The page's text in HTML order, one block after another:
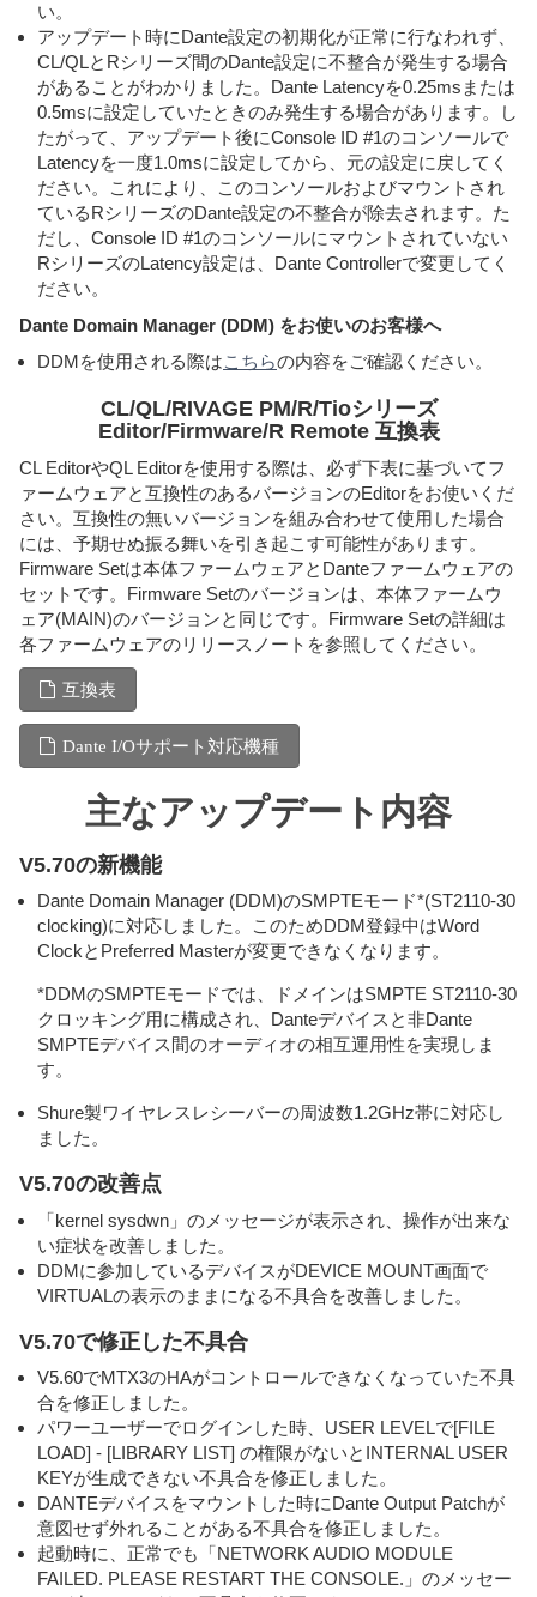
い。
アップデート時にDante設定の初期化が正常に行なわれず、
CL/QLとRシリーズ間のDante設定に不整合が発生する場合
があることがわかりました。Dante Latencyを0.25msまたは
0.5msに設定していたときのみ発生する場合があります。し
たがって、アップデート後にConsole ID #1のコンソールで
Latencyを一度1.0msに設定してから、元の設定に戻してく
ださい。これにより、このコンソールおよびマウントされ
ているRシリーズのDante設定の不整合が除去されます。た
だし、Console ID #1のコンソールにマウントされていない
RシリーズのLatency設定は、Dante Controllerで変更してく
ださい。
Dante Domain Manager (DDM) をお使いのお客様へ
DDMを使用される際はこちらの内容をご確認ください。
CL/QL/RIVAGE PM/R/Tioシリーズ
Editor/Firmware/R Remote 互換表
CL EditorやQL Editorを使用する際は、必ず下表に基づいてフ
ァームウェアと互換性のあるバージョンのEditorをお使いくだ
さい。互換性の無いバージョンを組み合わせて使用した場合
には、予期せぬ振る舞いを引き起こす可能性があります。
Firmware Setは本体ファームウェアとDanteファームウェアの
セットです。Firmware Setのバージョンは、本体ファームウ
ェア(MAIN)のバージョンと同じです。Firmware Setの詳細は
各ファームウェアのリリースノートを参照してください。
互換表
Dante I/Oサポート対応機種
主なアップデート内容
V5.70の新機能
Dante Domain Manager (DDM)のSMPTEモード*(ST2110-30
clocking)に対応しました。このためDDM登録中はWord
ClockとPreferred Masterが変更できなくなります。
*DDMのSMPTEモードでは、ドメインはSMPTE ST2110-30
クロッキング用に構成され、Danteデバイスと非Dante
SMPTEデバイス間のオーディオの相互運用性を実現しま
す。
Shure製ワイヤレスレシーバーの周波数1.2GHz帯に対応し
ました。
V5.70の改善点
「kernel sysdwn」のメッセージが表示され、操作が出来な
い症状を改善しました。
DDMに参加しているデバイスがDEVICE MOUNT画面で
VIRTUALの表示のままになる不具合を改善しました。
V5.70で修正した不具合
V5.60でMTX3のHAがコントロールできなくなっていた不具
合を修正しました。
パワーユーザーでログインした時、USER LEVELで[FILE
LOAD] - [LIBRARY LIST] の権限がないとINTERNAL USER
KEYが生成できない不具合を修正しました。
DANTEデバイスをマウントした時にDante Output Patchが
意図せず外れることがある不具合を修正しました。
起動時に、正常でも「NETWORK AUDIO MODULE
FAILED. PLEASE RESTART THE CONSOLE.」のメッセー